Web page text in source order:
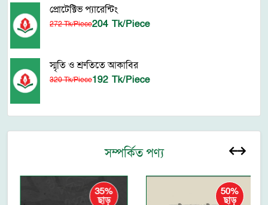
প্রোটেক্টিভ প্যারেন্টিং
272 Tk/Piece204 Tk/Piece
স্মৃতি ও শ্রুতিতে আকাবির
320 Tk/Piece192 Tk/Piece
সম্পর্কিত পণ্য
35%
ছাড়
50%
ছাড়